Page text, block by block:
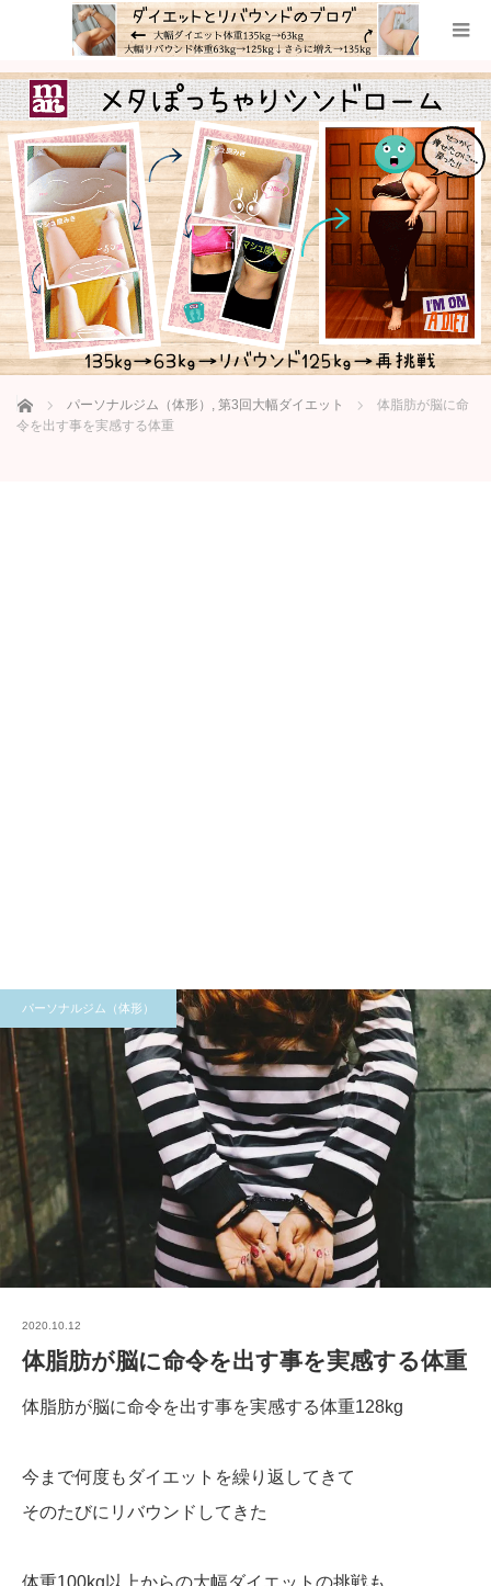
ホーム パーソナルジム（体形） , 第3回大幅ダイエット
体脂肪が脳に命
令を出す事を実感する体重
パーソナルジム（体形）
2020.10.12
体脂肪が脳に命令を出す事を実感する体重
体脂肪が脳に命令を出す事を実感する体重128kg
今まで何度もダイエットを繰り返してきて
そのたびにリバウンドしてきた